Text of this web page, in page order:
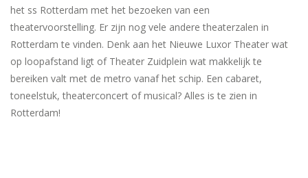
het ss Rotterdam met het bezoeken van een
theatervoorstelling. Er zijn nog vele andere theaterzalen in
Rotterdam te vinden. Denk aan het Nieuwe Luxor Theater wat
op loopafstand ligt of Theater Zuidplein wat makkelijk te
bereiken valt met de metro vanaf het schip. Een cabaret,
toneelstuk, theaterconcert of musical? Alles is te zien in
Rotterdam!